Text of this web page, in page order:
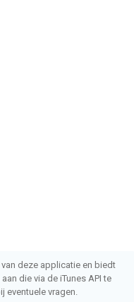
deze applicatie en biedt
die via de iTunes API te
eventuele vragen.